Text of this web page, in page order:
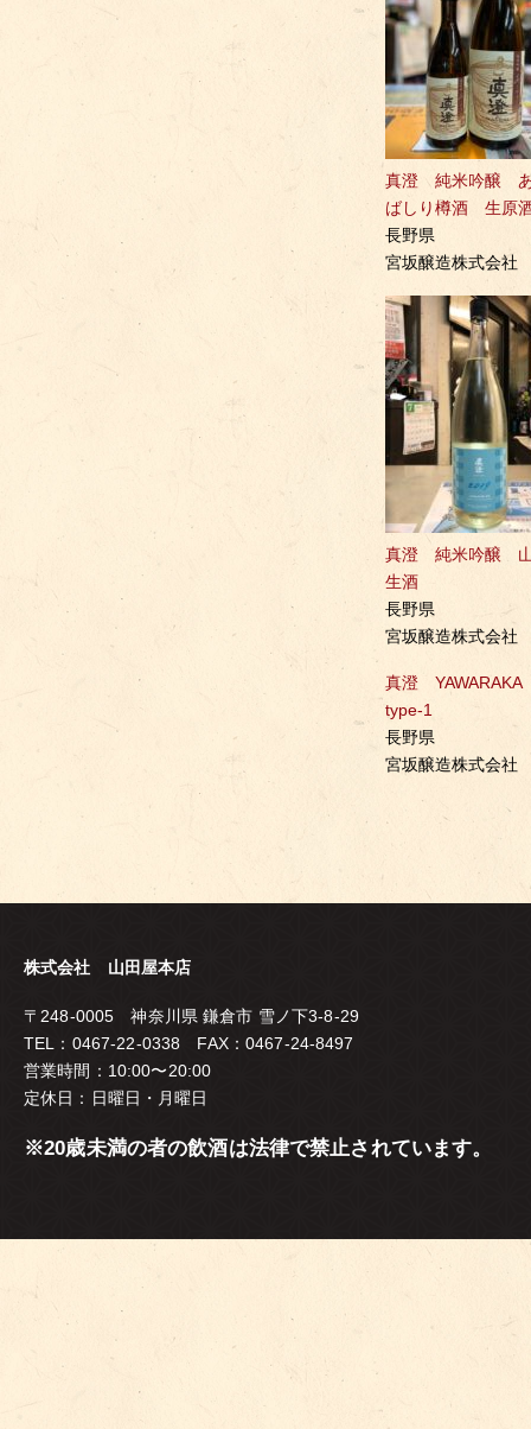
真澄 純米吟醸
ばしり樽酒 生
長野県
宮坂醸造株式会社
真澄 純米吟醸
生酒
長野県
宮坂醸造株式会社
真澄 YAWARAKA
type-1
長野県
宮坂醸造株式会社
株式会社 山田屋本店
〒248-0005 神奈川県 鎌倉市 雪ノ下3-8-29
TEL：0467-22-0338 FAX：0467-24-8497
営業時間：10:00〜20:00
定休日：日曜日・月曜日
※20歳未満の者の飲酒は法律で禁止されています。